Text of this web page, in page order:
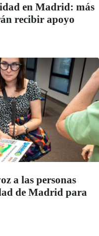
en Madrid: más
recibir apoyo
a las personas
de Madrid para